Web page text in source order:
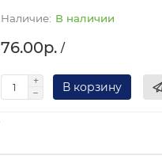
В наличии
76.00р. /
В корзину